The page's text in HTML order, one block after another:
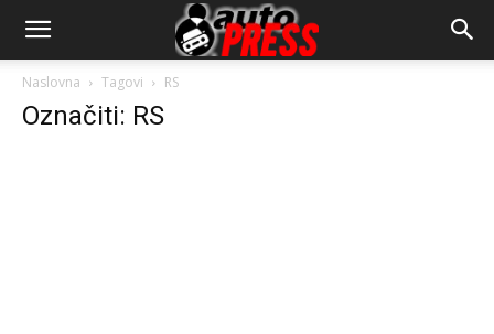
AutopressHR
Naslovna Tagovi RS
Označiti: RS